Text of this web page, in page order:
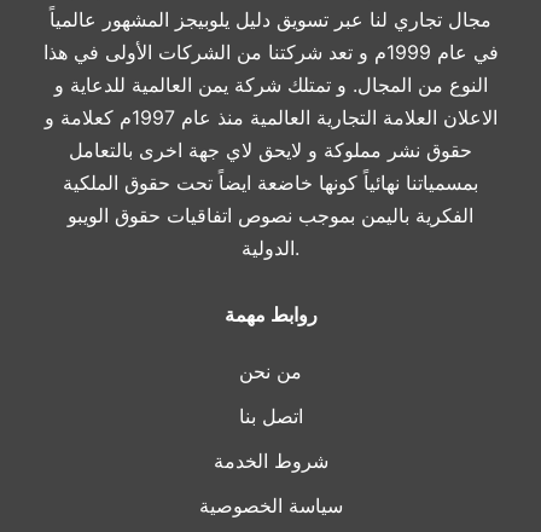
مجال تجاري لنا عبر تسويق دليل يلوبيجز المشهور عالمياً
في عام 1999م و تعد شركتنا من الشركات الأولى في هذا
النوع من المجال. و تمتلك شركة يمن العالمية للدعاية و
الاعلان العلامة التجارية العالمية منذ عام 1997م كعلامة و
حقوق نشر مملوكة و لايحق لاي جهة اخرى بالتعامل
بمسمياتنا نهائياً كونها خاضعة ايضاً تحت حقوق الملكية
الفكرية باليمن بموجب نصوص اتفاقيات حقوق الويبو
الدولية.
روابط مهمة
من نحن
اتصل بنا
شروط الخدمة
سياسة الخصوصية